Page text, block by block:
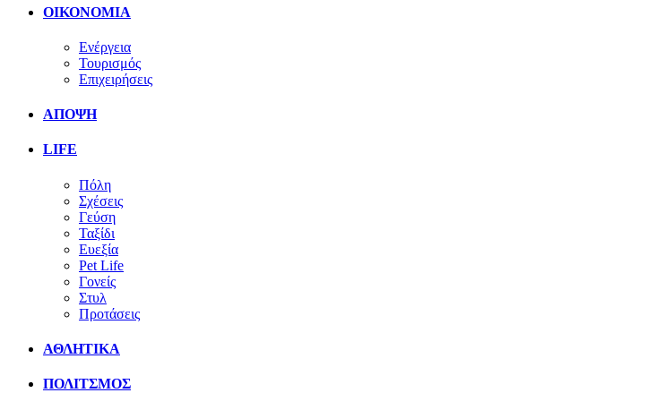
ΟΙΚΟΝΟΜΙΑ
Ενέργεια
Τουρισμός
Επιχειρήσεις
ΑΠΟΨΗ
LIFE
Πόλη
Σχέσεις
Γεύση
Ταξίδι
Ευεξία
Pet Life
Γονείς
Στυλ
Προτάσεις
ΑΘΛΗΤΙΚΑ
ΠΟΛΙΤΣΜΟΣ